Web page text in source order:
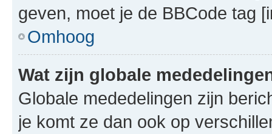
geven, moet je de BBCode tag
Omhoog
Wat zijn globale
Globale mededelingen zijn
je komt ze dan ook op